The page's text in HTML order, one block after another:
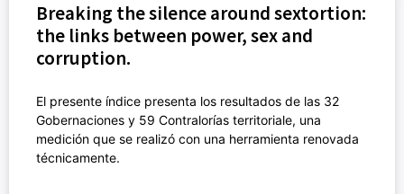
Breaking the silence around sextortion:
the links between power, sex and
corruption.
El presente índice presenta los resultados de las 32
Gobernaciones y 59 Contralorías territoriale, una
medición que se realizó con una herramienta renovada
técnicamente.